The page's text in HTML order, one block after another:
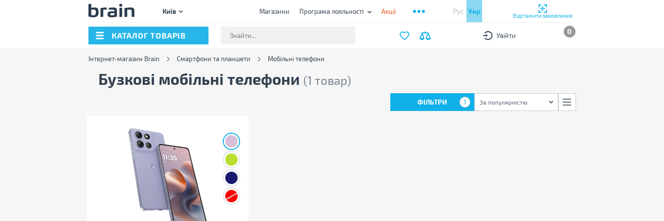
Київ Магазини Програма лояльності Акції Рус Укр
Відстежити замовлення
КАТАЛОГ ТОВАРІВ Увійти 0
Інтернет-магазин Brain Смартфони та планшети Мобільні телефони
Бузкові мобільні телефони (1 товар)
ФІЛЬТРИ 1 За популярністю